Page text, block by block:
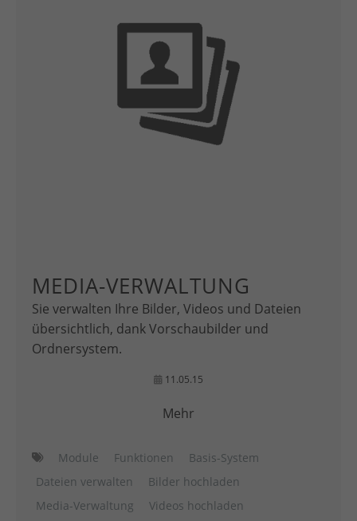
MEDIA-VERWALTUNG
Sie verwalten Ihre Bilder, Videos und Dateien
übersichtlich, dank Vorschaubilder und
Ordnersystem.
11.05.15
Mehr
Module Funktionen
Basis-System
Dateien verwalten
Bilder hochladen
Media-Verwaltung
Videos hochladen